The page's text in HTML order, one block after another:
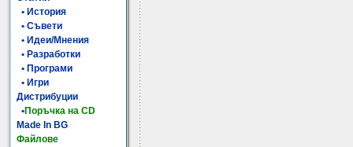
• История
• Съвети
• Идеи/Мнения
• Разработки
• Програми
• Игри
Дистрибуции
•Поръчка на CD
Made In BG
Файлове